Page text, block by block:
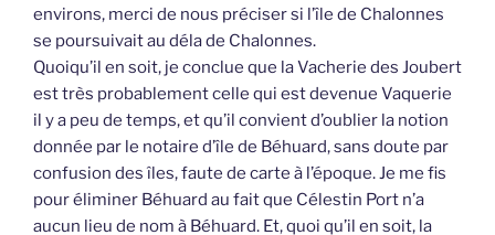
environs, merci de nous préciser si l’île de Chalonnes
se poursuivait au déla de Chalonnes.
Quoiqu’il en soit, je conclue que la Vacherie des Joubert
est très probablement celle qui est devenue Vaquerie
il y a peu de temps, et qu’il convient d’oublier la notion
donnée par le notaire d’île de Béhuard, sans doute par
confusion des îles, faute de carte à l’époque. Je me fis
pour éliminer Béhuard au fait que Célestin Port n’a
aucun lieu de nom à Béhuard. Et, quoi qu’il en soit, la